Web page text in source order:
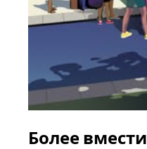
Более